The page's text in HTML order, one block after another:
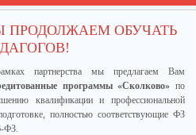
ПРОДОЛЖАЕМ ОБУЧАТЬ
партнерства мы предлагаем Вам
программы «Сколково» по
квалификации и профессиональной
полностью соответствующие ФЗ
ФЗ.